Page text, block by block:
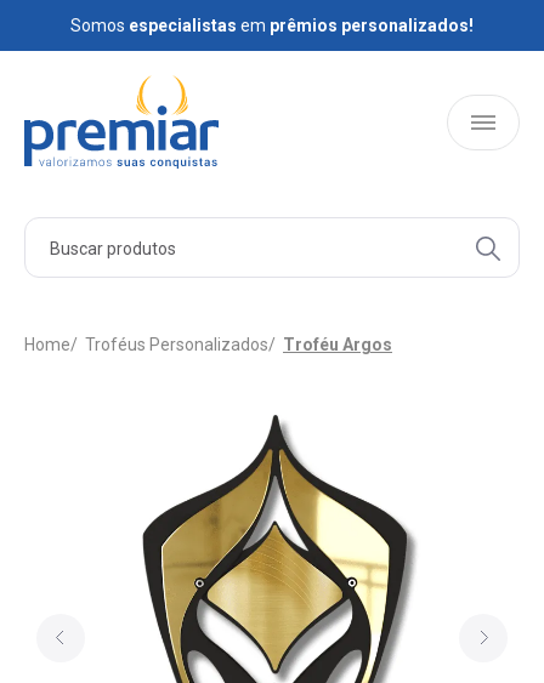
Somos especialistas em prêmios personalizados!
Somosespecialistas emprêmios personalizados!
HOME
PERGUNTAS FREQUENTES
Home Troféus Personalizados Troféu Argos